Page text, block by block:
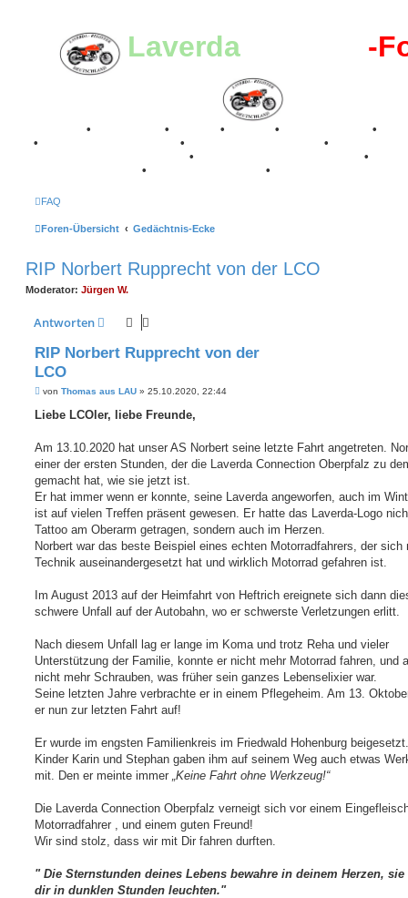
Laverda-Register -
• • • • •
•
•
•
•
•
• •
FAQ
Foren-Übersicht Gedächtnis-Ecke
RIP Norbert Rupprecht von der LCO
Moderator: Jürgen W.
Antworten
RIP Norbert Rupprecht von der
LCO
B
a
von Thomas aus LAU » 25.10.2020, 22:44
Liebe LCOler, liebe Freunde,
Am 13.10.2020 hat unser AS Norbert seine letzte Fahrt angetreten.
einer der ersten Stunden, der die Laverda Connection Oberpfalz zu
gemacht hat, wie sie jetzt ist.
Er hat immer wenn er konnte, seine Laverda angeworfen, auch im
ist auf vielen Treffen präsent gewesen. Er hatte das Laverda-Logo
Tattoo am Oberarm getragen, sondern auch im Herzen.
Norbert war das beste Beispiel eines echten Motorradfahrers, der sich
Technik auseinandergesetzt hat und wirklich Motorrad gefahren ist.
Im August 2013 auf der Heimfahrt von Heftrich ereignete sich dann
schwere Unfall auf der Autobahn, wo er schwerste Verletzungen erlitt.
Nach diesem Unfall lag er lange im Koma und trotz Reha und vieler
Unterstützung der Familie, konnte er nicht mehr Motorrad fahren, und
nicht mehr Schrauben, was früher sein ganzes Lebenselixier war.
Seine letzten Jahre verbrachte er in einem Pflegeheim. Am 13.
er nun zur letzten Fahrt auf!
Er wurde im engsten Familienkreis im Friedwald Hohenburg
Kinder Karin und Stephan gaben ihm auf seinem Weg auch etwas
mit. Den er meinte immer „Keine Fahrt ohne Werkzeug!“
Die Laverda Connection Oberpfalz verneigt sich vor einem
Motorradfahrer , und einem guten Freund!
Wir sind stolz, dass wir mit Dir fahren durften.
" Die Sternstunden deines Lebens bewahre in deinem Herzen, sie
dir in dunklen Stunden leuchten."